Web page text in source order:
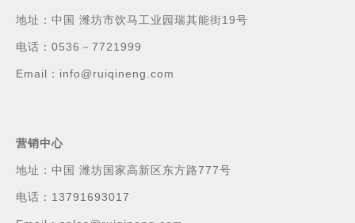
地址：中国 潍坊市饮马工业园瑞其能街19号
电话：0536－7721999
Email：info@ruiqineng.com
营销中心
地址：中国 潍坊国家高新区东方路777号
电话：13791693017